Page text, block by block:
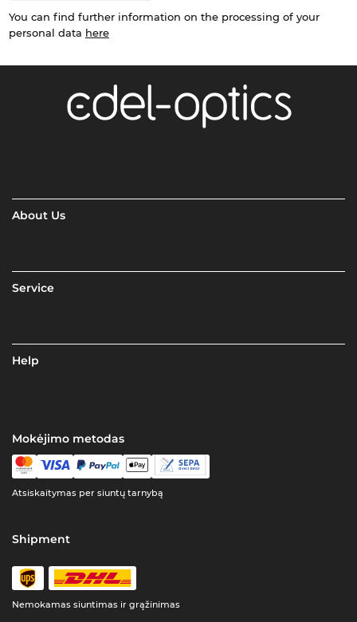
You can find further information on the processing of your
personal data here
About Us
Service
Help
Mokėjimo metodas
Atsiskaitymas per siuntų tarnybą
Shipment
Nemokamas siuntimas ir grąžinimas